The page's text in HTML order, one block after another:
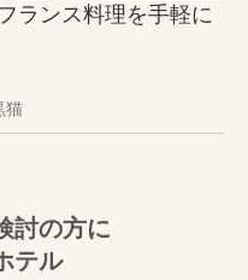
ランス料理を手軽に
猫
討の方に
テル